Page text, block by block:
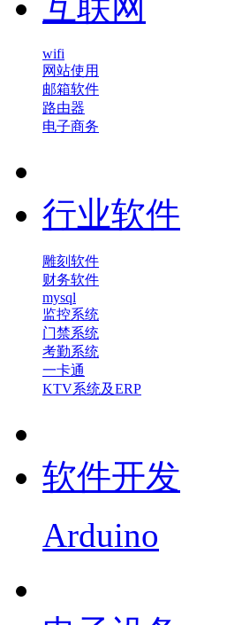
wifi
网站使用
邮箱软件
路由器
电子商务
行业软件
雕刻软件
财务软件
mysql
监控系统
门禁系统
考勤系统
一卡通
KTV系统及ERP
软件开发
Arduino